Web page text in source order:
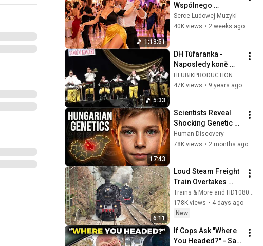
1:13:51
Wspólnego
Śpiewania💃Ten
Refren Zna Prawie
Serce Ludowej Muzyki
40K views • 2 weeks ago
5:33
DH Túfaranka -
Naposledy koně
vrané
HLUBIKPRODUCTION
47K views • 9 years ago
17:43
Scientists Reveal
Shocking Genetic
Origin of
Hungarians
Human Discovery
78K views • 2 months ago
6:11
Loud Steam Freight
Train Overtakes
Passenger Train! -
Tharandt Incline
Trains & More and HD1080ide
178K views • 4 days ago
New
If Cops Ask "Where
You Headed?" - Say